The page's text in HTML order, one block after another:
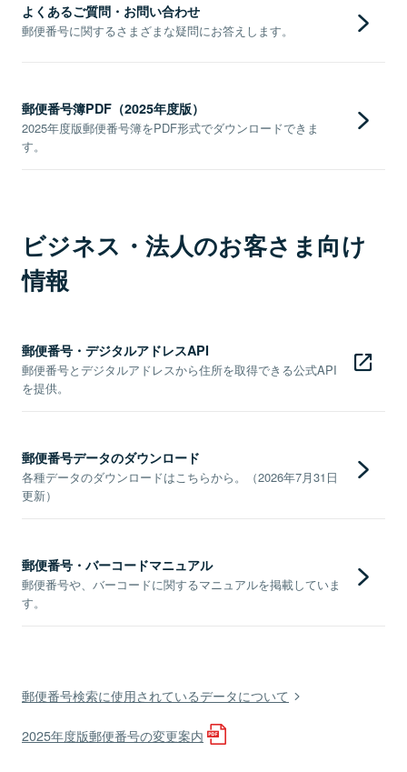
よくあるご質問・お問い合わせ
郵便番号に関するさまざまな疑問にお答えします。
郵便番号簿PDF（2025年度版）
2025年度版郵便番号簿をPDF形式でダウンロードできま
す。
ビジネス・法人のお客さま向け
情報
郵便番号・デジタルアドレスAPI
郵便番号とデジタルアドレスから住所を取得できる公式API
を提供。
郵便番号データのダウンロード
各種データのダウンロードはこちらから。（2026年7月31日
更新）
郵便番号・バーコードマニュアル
郵便番号や、バーコードに関するマニュアルを掲載していま
す。
郵便番号検索に使用されているデータについて
2025年度版郵便番号の変更案内